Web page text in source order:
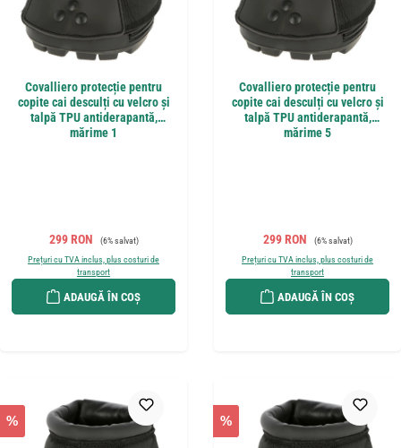
Covalliero protecție pentru
copite cai desculți cu velcro și
talpă TPU antiderapantă,
mărime 1
Preț de vânzare:
299 RON Preț obișnuit:
(6% salvat)
Prețuri cu TVA inclus, plus costuri de
transport
ADAUGĂ ÎN COȘ
Covalliero protecție pentru
copite cai desculți cu velcro și
talpă TPU antiderapantă,
mărime 5
Preț de vânzare:
299 RON Preț obișnuit:
(6% salvat)
Prețuri cu TVA inclus, plus costuri de
transport
ADAUGĂ ÎN COȘ
% %